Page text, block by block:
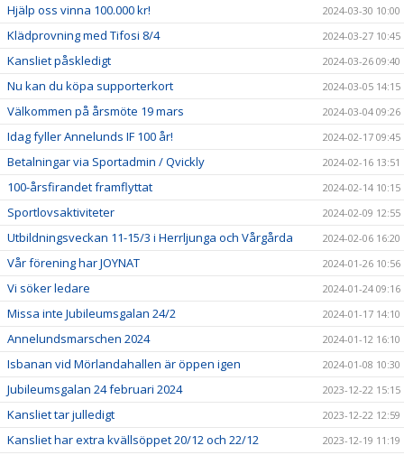
Hjälp oss vinna 100.000 kr! 2024-03-30 10:00
Klädprovning med Tifosi 8/4 2024-03-27 10:45
Kansliet påskledigt 2024-03-26 09:40
Nu kan du köpa supporterkort 2024-03-05 14:15
Välkommen på årsmöte 19 mars 2024-03-04 09:26
Idag fyller Annelunds IF 100 år! 2024-02-17 09:45
Betalningar via Sportadmin / Qvickly 2024-02-16 13:51
100-årsfirandet framflyttat 2024-02-14 10:15
Sportlovsaktiviteter 2024-02-09 12:55
Utbildningsveckan 11-15/3 i Herrljunga och Vårgårda 2024-02-06 16:20
Vår förening har JOYNAT 2024-01-26 10:56
Vi söker ledare 2024-01-24 09:16
Missa inte Jubileumsgalan 24/2 2024-01-17 14:10
Annelundsmarschen 2024 2024-01-12 16:10
Isbanan vid Mörlandahallen är öppen igen 2024-01-08 10:30
Jubileumsgalan 24 februari 2024 2023-12-22 15:15
Kansliet tar julledigt 2023-12-22 12:59
Kansliet har extra kvällsöppet 20/12 och 22/12 2023-12-19 11:19